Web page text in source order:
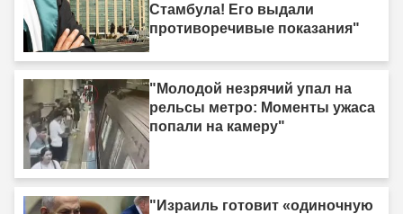
Стамбула! Его выдали
противоречивые показания"
"Молодой незрячий упал на
рельсы метро: Моменты ужаса
попали на камеру"
"Израиль готовит «одиночную